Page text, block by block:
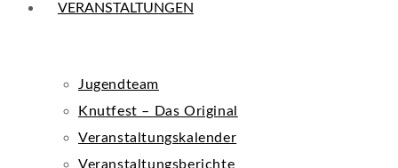
VERANSTALTUNGEN
Jugendteam
Knutfest – Das Original
Veranstaltungskalender
Veranstaltungsberichte